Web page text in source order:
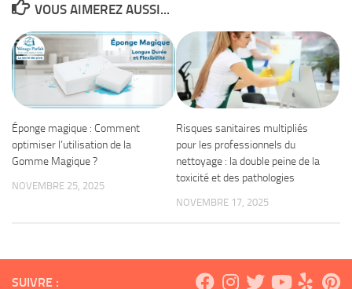
VOUS AIMEREZ AUSSI...
Éponge magique : Comment
optimiser l’utilisation de la
Gomme Magique ?
NOVEMBRE 25, 2025
Risques sanitaires multipliés
pour les professionnels du
nettoyage : la double peine de la
toxicité et des pathologies
NOVEMBRE 17, 2025
SUIVRE :